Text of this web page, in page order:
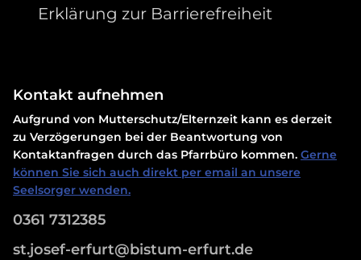
Erklärung zur Barrierefreiheit
Kontakt aufnehmen
Aufgrund von Mutterschutz/Elternzeit kann es derzeit
zu Verzögerungen bei der Beantwortung von
Kontaktanfragen durch das Pfarrbüro kommen. Gerne
können Sie sich auch direkt per email an unsere
Seelsorger wenden.
0361 7312385
st.josef-erfurt@bistum-erfurt.de